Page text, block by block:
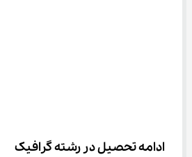
ادامه تحصیل در رشته گرافیک